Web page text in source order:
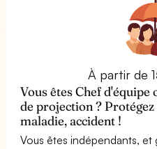
À partir de
Vous êtes Chef
de projection ? Protégez
maladie, accident !
Vous êtes indépendants, et